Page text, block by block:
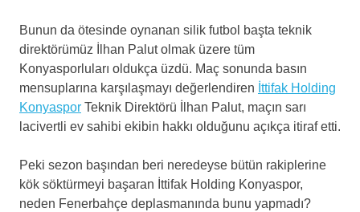
Bunun da ötesinde oynanan silik futbol başta teknik
direktörümüz İlhan Palut olmak üzere tüm
Konyasporluları oldukça üzdü. Maç sonunda basın
mensuplarına karşılaşmayı değerlendiren İttifak Holding
Konyaspor Teknik Direktörü İlhan Palut, maçın sarı
lacivertli ev sahibi ekibin hakkı olduğunu açıkça itiraf etti.
Peki sezon başından beri neredeyse bütün rakiplerine
kök söktürmeyi başaran İttifak Holding Konyaspor,
neden Fenerbahçe deplasmanında bunu yapmadı?